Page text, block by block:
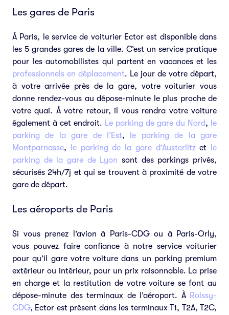
Les gares de Paris
À Paris, le service de voiturier Ector est disponible dans
les 5 grandes gares de la ville. C’est un service pratique
pour les automobilistes qui partent en vacances et les
professionnels en déplacement. Le jour de votre départ,
à votre arrivée près de la gare, votre voiturier vous
donne rendez-vous au dépose-minute le plus proche de
votre quai. À votre retour, il vous rendra votre voiture
également à cet endroit. Le parking de gare du Nord, le
parking de la gare de l’Est,
le parking de la gare
Montparnasse, le parking de la gare d’Austerlitzet
le
parking de la gare de Lyon sont des parkings privés,
sécurisés 24h/7j et qui se trouvent à proximité de votre
gare de départ.
Les aéroports de Paris
Si vous prenez l’avion à Paris-CDG ou à Paris-Orly,
vous pouvez faire confiance à notre service voiturier
pour qu’il gare votre voiture dans un parking premium
extérieur ou intérieur, pour un prix raisonnable. La prise
en charge et la restitution de votre voiture se font au
dépose-minute des terminaux de l’aéroport. À Roissy-
CDG, Ector est présent dans les terminaux T1, T2A, T2C,